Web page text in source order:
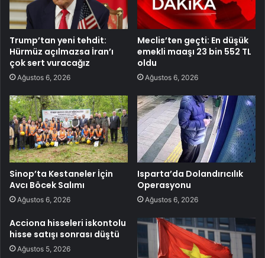
Trump’tan yeni tehdit:
Hürmüz açılmazsa İran’ı
çok sert vuracağız
Ağustos 6, 2026
Meclis’ten geçti: En düşük
emekli maaşı 23 bin 552 TL
oldu
Ağustos 6, 2026
Sinop’ta Kestaneler İçin
Avcı Böcek Salımı
Ağustos 6, 2026
Isparta’da Dolandırıcılık
Operasyonu
Ağustos 6, 2026
Acciona hisseleri iskontolu
hisse satışı sonrası düştü
Ağustos 5, 2026